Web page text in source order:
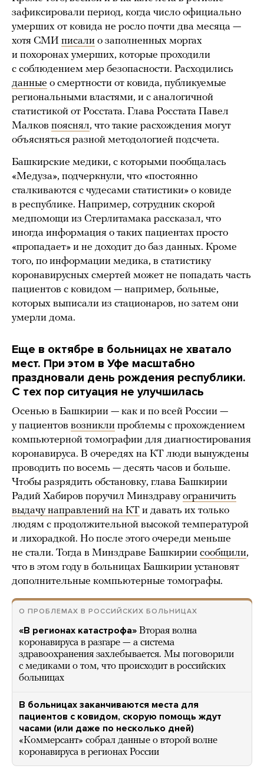
зафиксировали период, когда число официально
умерших от ковида не росло почти два месяца —
хотя СМИ писали о заполненных моргах
и похоронах умерших, которые проходили
с соблюдением мер безопасности. Расходились
данные о смертности от ковида, публикуемые
региональными властями, и с аналогичной
статистикой от Росстата. Глава Росстата Павел
Малков пояснял, что такие расхождения могут
объясняться разной методологией подсчета.
Башкирские медики, с которыми пообщалась
«Медуза», подчеркнули, что «постоянно
сталкиваются с чудесами статистики» о ковиде
в республике. Например, сотрудник скорой
медпомощи из Стерлитамака рассказал, что
иногда информация о таких пациентах просто
«пропадает» и не доходит до баз данных. Кроме
того, по информации медика, в статистику
коронавирусных смертей может не попадать часть
пациентов с ковидом — например, больные,
которых выписали из стационаров, но затем они
умерли дома.
Еще в октябре в больницах не хватало
мест. При этом в Уфе масштабно
праздновали день рождения республики.
С тех пор ситуация не улучшилась
Осенью в Башкирии — как и по всей России —
у пациентов возникли проблемы с прохождением
компьютерной томографии для диагностирования
коронавируса. В очередях на КТ люди вынуждены
проводить по восемь — десять часов и больше.
Чтобы разрядить обстановку, глава Башкирии
Радий Хабиров поручил Минздравуограничить
выдачу направлений на КТ и давать их только
людям с продолжительной высокой температурой
и лихорадкой. Но после этого очереди меньше
не стали. Тогда в Минздраве Башкирии сообщили,
что в этом году в больницах Башкирии установят
дополнительные компьютерные томографы.
О ПРОБЛЕМАХ В РОССИЙСКИХ БОЛЬНИЦАХ
«В регионах катастрофа» Вторая волна
коронавируса в разгаре — а система
здравоохранения захлебывается. Мы поговорили
с медиками о том, что происходит в российских
больницах
В больницах заканчиваются места для
пациентов с ковидом, скорую помощь ждут
часами (или даже по несколько дней)
«Коммерсант» собрал данные о второй волне
коронавируса в регионах России